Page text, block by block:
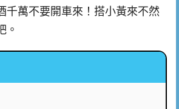
千萬不要開車來！搭小黃來不然
。